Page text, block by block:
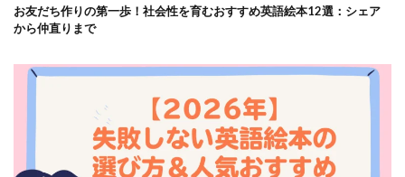
お友だち作りの第一歩！社会性を育むおすすめ英語絵本12選：シェア
から仲直りまで